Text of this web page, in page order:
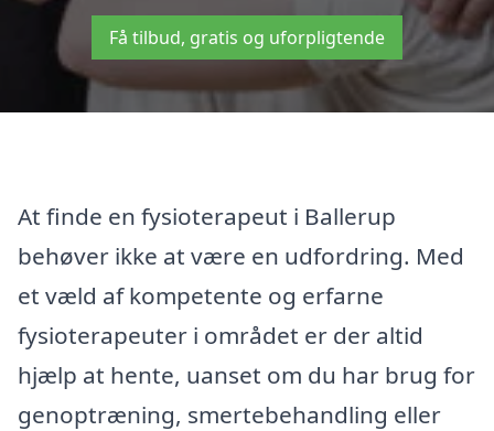
Få tilbud, gratis og uforpligtende
At finde en fysioterapeut i Ballerup
behøver ikke at være en udfordring. Med
et væld af kompetente og erfarne
fysioterapeuter i området er der altid
hjælp at hente, uanset om du har brug for
genoptræning, smertebehandling eller